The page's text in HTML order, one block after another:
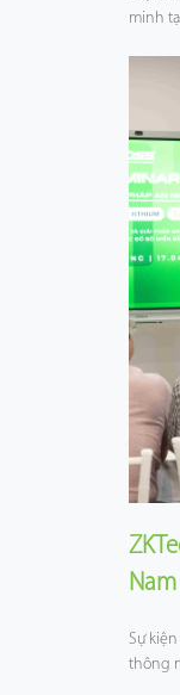
minh
Nam
Sự
thông